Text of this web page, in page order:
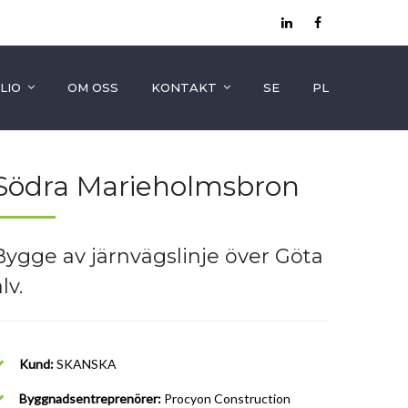
OM OSS KONTAKT SE PL
Marieholmsbron
av järnvägslinje över Göta
Kund:SKANSKA
Byggnadsentreprenörer: Procyon Construction